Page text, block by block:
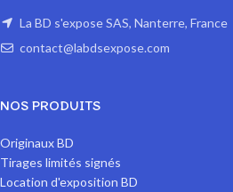
La BD s'expose SAS, Nanterre, France
contact@labdsexpose.com
NOS PRODUITS
Originaux BD
Tirages limités signés
Location d'exposition BD